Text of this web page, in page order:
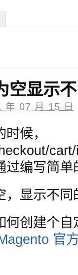
空显示
年 07 月 15 日
候，
过编写简
，显示不同
何创建个
官